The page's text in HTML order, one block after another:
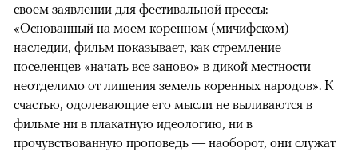
своем заявлении для фестивальной прессы:
«Основанный на моем коренном (мичифском)
наследии, фильм показывает, как стремление
поселенцев «начать все заново» в дикой местности
неотделимо от лишения земель коренных народов». К
счастью, одолевающие его мысли не выливаются в
фильме ни в плакатную идеологию, ни в
прочувствованную проповедь — наоборот, они служат